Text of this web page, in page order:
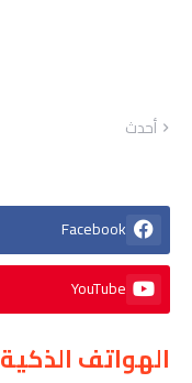
أحدث
Facebook
YouTube
الهواتف الذكية